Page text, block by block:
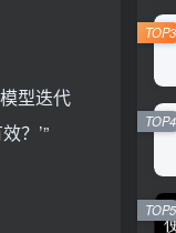
型迭代
？’”
TOP3
TOP4
TOP5